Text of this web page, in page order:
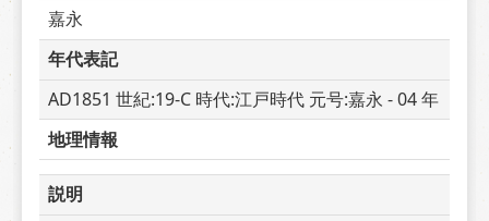
嘉永
年代表記
AD1851 世紀:19-C 時代:江戸時代 元号:嘉永 - 04 年
地理情報
説明